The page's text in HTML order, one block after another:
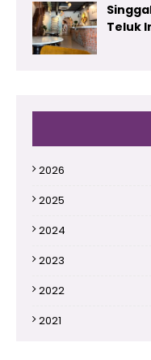
Teluk
2026
2025
2024
2023
2022
2021